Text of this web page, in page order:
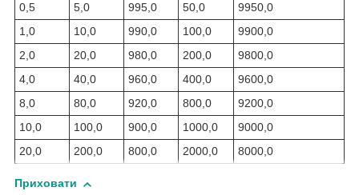
0,5 5,0 995,0 50,0
9950,0
1,0
10,0 990,0 100,0
9900,0
2,0
20,0 980,0 200,0
9800,0
4,0
40,0 960,0 400,0
9600,0
8,0
80,0 920,0 800,0
9200,0
10,0
100,0 900,0 1000,0
9000,0
20,0
200,0 800,0 2000,0 8000,0
Приховати